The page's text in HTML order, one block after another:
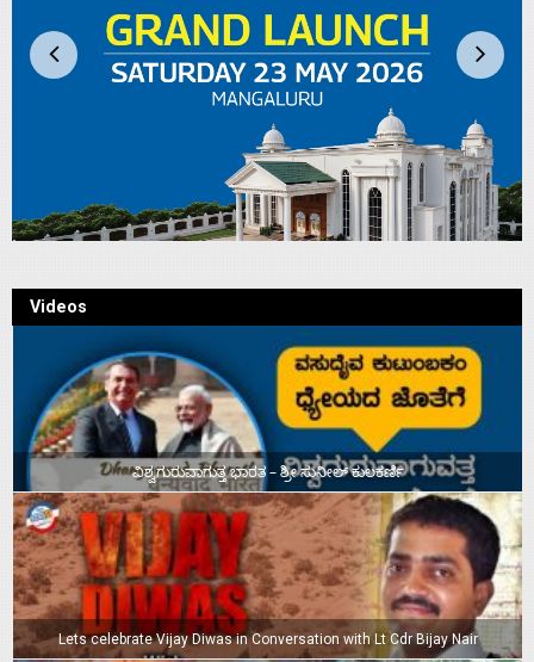
Videos
ವಿಶ್ವಗುರುವಾಗುತ್ತ ಭಾರತ – ಶ್ರೀ ಸುನೀಲ್‌ ಕುಲಕರ್ಣಿ
Lets celebrate Vijay Diwas in Conversation with Lt Cdr Bijay Nair